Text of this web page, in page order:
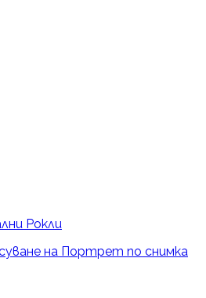
Рокли
на Портрет по снимка